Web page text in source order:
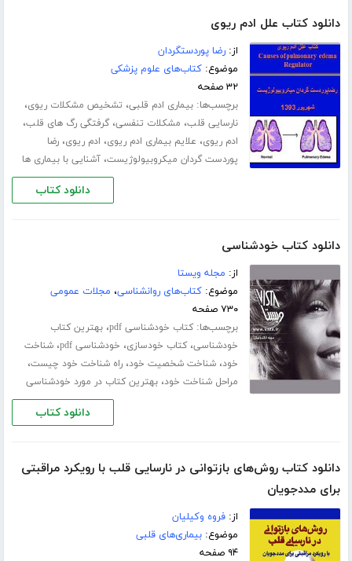
دانلود کتاب علل ادم ریوی
از:رضا پوردستگردان
موضوع:کتاب‌های علوم پزشکی
۳۲ صفحه
برچسب‌ها:بیماری ادم قلبی، تشخیص مشکلات ریوی،
نارسایی قلب، مشکلات تنفسی،گرفتگی رگ های قلب،
ادم ریوی، علایم‌ بیماری ادم ریوی، ادم ریوی،رضا
پوردست گردان میکروبیولوژیست،آشنایی با بیماری ها
دانلود کتاب
دانلود کتاب خودشناسی
از: مجله ویستا
موضوع:کتاب‌های روانشناسی، مجلات عمومی
۷۳۰ صفحه
برچسب‌ها:کتاب خودشناسی pdf ،بهترین کتاب
خودشناسی،کتاب خودسازی، خودشناسی pdf ،شناخت
خود،شناخت شخصیت خود،راه شناخت خود چیست،
مراحل شناخت خود،بهترین کتاب در مورد خودشناسی
دانلود کتاب
دانلود کتاب روش‌های بازتوانی در نارسایی قلب با رویکرد مراقبتی
برای مددجویان
از:فروه وکیلیان
موضوع:بیماری‌های قلبی
۹۴ صفحه